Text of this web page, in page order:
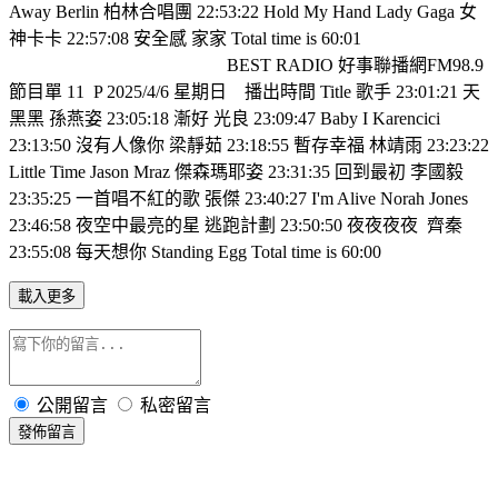
Away Berlin 柏林合唱團 22:53:22 Hold My Hand Lady Gaga 女
神卡卡 22:57:08 安全感 家家 Total time is 60:01
BEST RADIO 好事聯播網FM98.9
節目單 11
P 2025/4/6 星期日
播出時間 Title 歌手 23:01:21 天
黑黑 孫燕姿 23:05:18 漸好 光良 23:09:47 Baby I Karencici
23:13:50 沒有人像你 梁靜茹 23:18:55 暫存幸福 林靖雨 23:23:22
Little Time Jason Mraz 傑森瑪耶姿 23:31:35 回到最初 李國毅
23:35:25 一首唱不紅的歌 張傑 23:40:27 I'm Alive Norah Jones
23:46:58 夜空中最亮的星 逃跑計劃 23:50:50 夜夜夜夜 齊秦
23:55:08 每天想你 Standing Egg Total time is 60:00
載入更多
公開留言 私密留言
發佈留言